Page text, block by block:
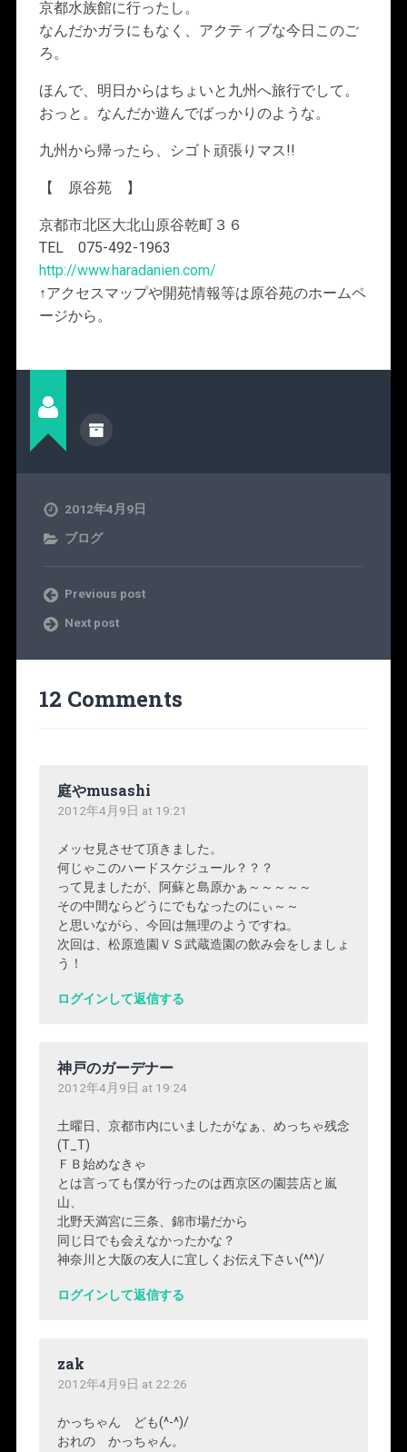
京都水族館に行ったし。
なんだかガラにもなく、アクティブな今日このご
ろ。
ほんで、明日からはちょいと九州へ旅行でして。
おっと。なんだか遊んでばっかりのような。
九州から帰ったら、シゴト頑張りマス!!
【 原谷苑 】
京都市北区大北山原谷乾町３６
TEL 075-492-1963
http://www.haradanien.com/
↑アクセスマップや開苑情報等は原谷苑のホームペ
ージから。
2012年4月9日
ブログ
Previous post
Next post
12 Comments
庭やmusashi
2012年4月9日 at 19:21
メッセ見させて頂きました。
何じゃこのハードスケジュール？？？
って見ましたが、阿蘇と島原かぁ～～～～～
その中間ならどうにでもなったのにぃ～～
と思いながら、今回は無理のようですね。
次回は、松原造園ＶＳ武蔵造園の飲み会をしましょ
う！
ログインして返信する
神戸のガーデナー
2012年4月9日 at 19:24
土曜日、京都市内にいましたがなぁ、めっちゃ残念
(T_T)
ＦＢ始めなきゃ
とは言っても僕が行ったのは西京区の園芸店と嵐
山、
北野天満宮に三条、錦市場だから
同じ日でも会えなかったかな？
神奈川と大阪の友人に宜しくお伝え下さい(^^)/
ログインして返信する
zak
2012年4月9日 at 22:26
かっちゃん ども(^-^)/
おれの かっちゃん。